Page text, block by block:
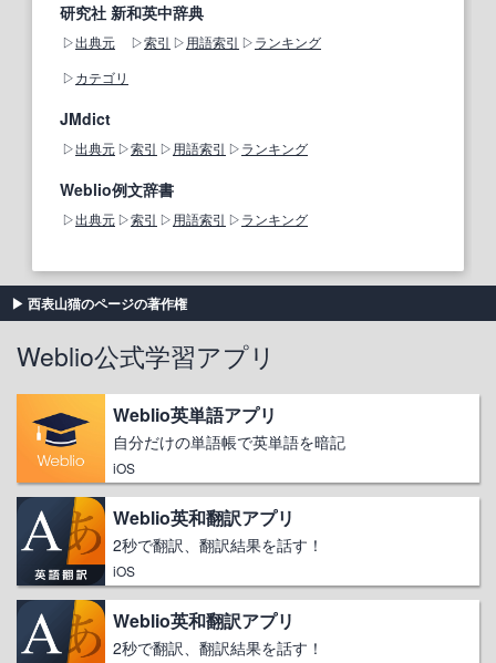
研究社 新和英中辞典
出典元 索引 用語索引
ランキング
カテゴリ
JMdict
出典元 索引 用語索引 ランキング
Weblio例文辞書
出典元 索引 用語索引 ランキング
西表山猫のページの著作権
Weblio公式学習アプリ
Weblio英単語アプリ
自分だけの単語帳で英単語を暗記
iOS
Weblio英和翻訳アプリ
2秒で翻訳、翻訳結果を話す！
iOS
Weblio英和翻訳アプリ
2秒で翻訳、翻訳結果を話す！